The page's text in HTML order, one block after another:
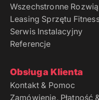
Wszechstronne
Leasing Sprzętu
Serwis Instalacyjny
Referencje
Obsługa Klienta
Kontakt & Pomoc
Zamówienie, Płatność